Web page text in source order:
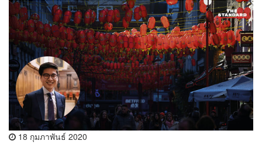
18 กุมภาพันธ์ 2020